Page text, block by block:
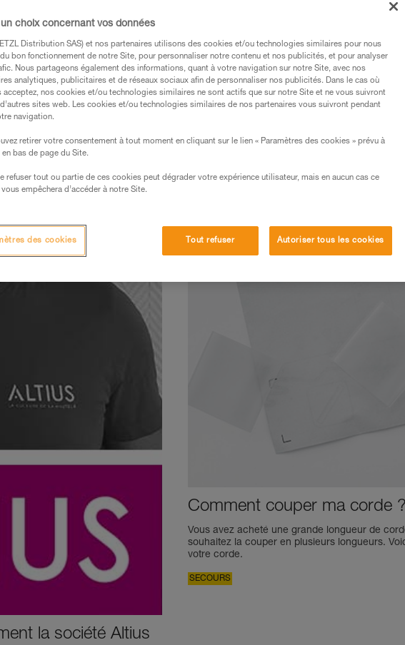
la société Altius
Comment couper ma corde ?
Vous avez acheté une grande longueur de
souhaitez la couper en plusieurs longueurs.
votre corde.
SECOURS
un choix concernant vos données
Distribution SAS) et nos partenaires utilisons des cookies et/ou technologies similaires pour nous
bon fonctionnement de notre Site, pour personnaliser notre contenu et nos publicités, et pour analyser
Nous partageons également des informations, quant à votre navigation sur notre Site, avec nos
analytiques, publicitaires et de réseaux sociaux afin de personnaliser nos publicités. Dans le cas où
acceptez, nos cookies et/ou technologies similaires ne sont actifs que sur notre Site et ne vous suivront
sites web. Les cookies et/ou technologies similaires de nos partenaires vous suivront pendant
navigation.
retirer votre consentement à tout moment en cliquant sur le lien « Paramètres des cookies » prévu à
en bas de page du Site.
refuser tout ou partie de ces cookies peut dégrader votre expérience utilisateur, mais en aucun cas ce
vous empêchera d’accéder à notre Site.
Tout refuser Autoriser tous les cookies
des cookies